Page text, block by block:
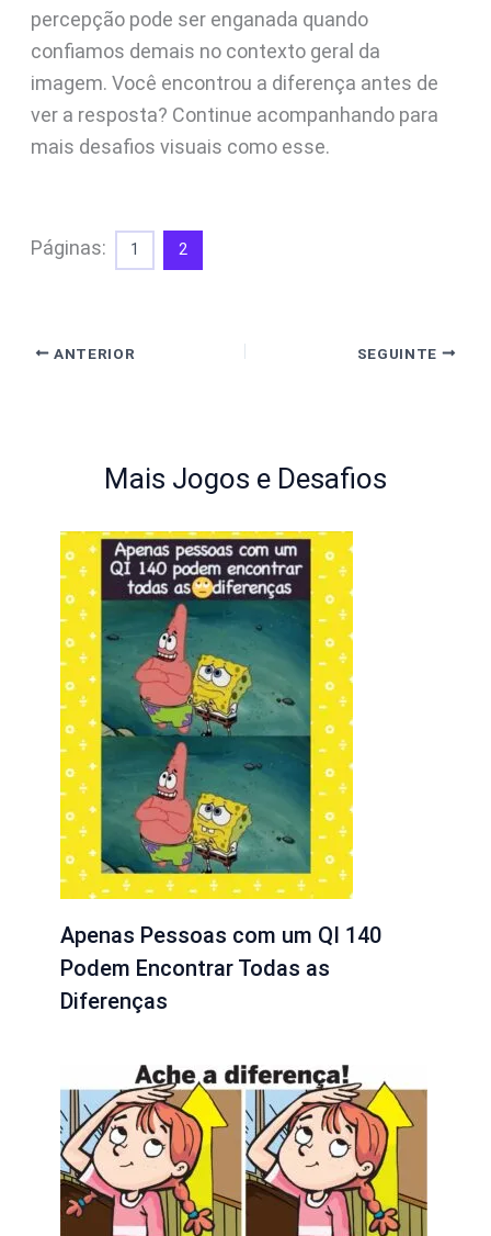
percepção pode ser enganada quando
confiamos demais no contexto geral da
imagem. Você encontrou a diferença antes de
ver a resposta? Continue acompanhando para
mais desafios visuais como esse.
Páginas: 1 2
ANTERIOR SEGUINTE
Mais Jogos e Desafios
Apenas Pessoas com um QI 140
Podem Encontrar Todas as
Diferenças